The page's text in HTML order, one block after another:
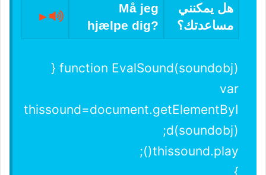
هل يمكنني
مساعدتك؟
Må jeg
hjælpe dig?
►
function EvalSound(soundobj) {
var
thissound=document.getElementByI
d(soundobj);
thissound.play();
}